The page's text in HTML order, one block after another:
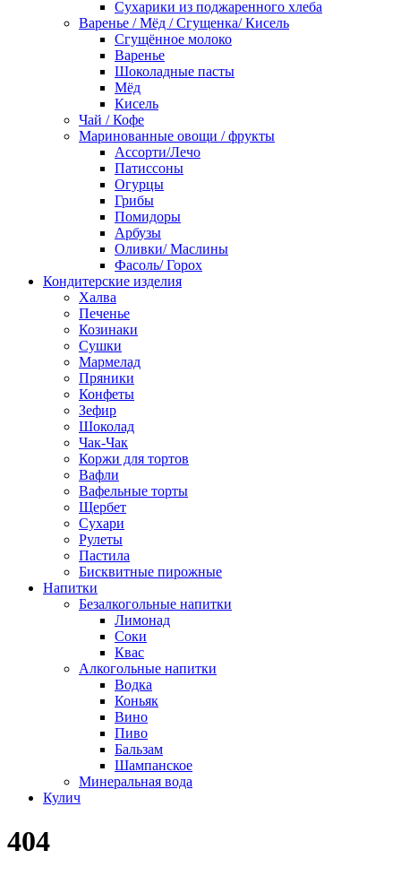
Сухарики из поджаренного хлеба
Варенье / Мёд / Сгущенка/ Кисель
Сгущённое молоко
Варенье
Шоколадные пасты
Мёд
Кисель
Чай / Кофе
Маринованные овощи / фрукты
Ассорти/Лечо
Патиссоны
Огурцы
Грибы
Помидоры
Арбузы
Оливки/ Маслины
Фасоль/ Горох
Кондитерские изделия
Халва
Печенье
Козинаки
Сушки
Мармелад
Пряники
Конфеты
Зефир
Шоколад
Чак-Чак
Коржи для тортов
Вафли
Вафельные торты
Щербет
Сухари
Рулеты
Пастила
Бисквитные пирожные
Напитки
Безалкогольные напитки
Лимонад
Соки
Квас
Алкогольные напитки
Водка
Коньяк
Вино
Пиво
Бальзам
Шампанское
Минеральная вода
Кулич
404